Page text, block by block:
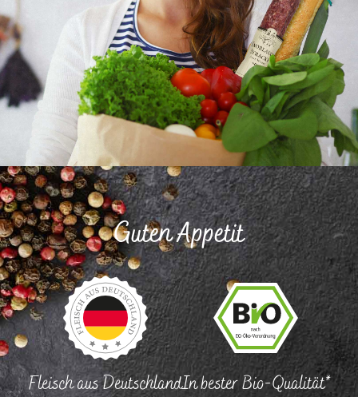
Guten Appetit
Fleisch aus DeutschlandIn bester Bio-Qualität*